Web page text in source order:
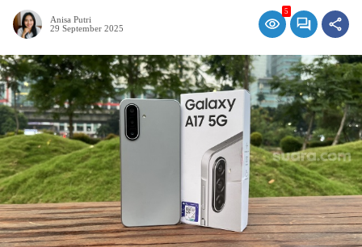
Anisa Putri
29 September 2025
5